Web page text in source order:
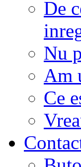
De
Nu
Am
Ce